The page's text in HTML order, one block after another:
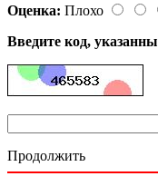
Оценка: Плохо
Введите код,
Продолжить